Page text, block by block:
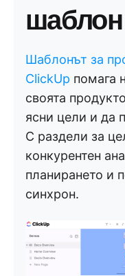
шаблон
Шаблонът за
ClickUp помага
своята
ясни цели и да
С раздели за
конкурентен
планирането и
синхрон.